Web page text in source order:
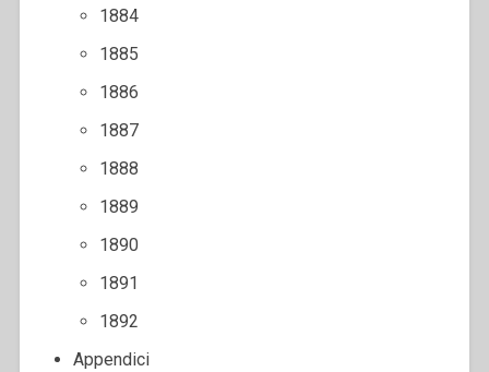
1884
1885
1886
1887
1888
1889
1890
1891
1892
Appendici